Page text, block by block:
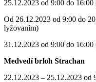
25.12.2023 od 9:00 do
Od 26.12.2023 od 9:00 do
lyžovaním)
31.12.2023 od 9:00 do
Medvedí brloh Strachan
22.12.2023 – 25.12.2023 od